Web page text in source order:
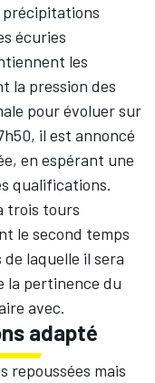
précipitations
écuries
les
la pression des
pour évoluer sur
il est annoncé
en espérant une
qualifications.
trois tours
le second temps
laquelle il sera
la pertinence du
avec.
adapté
repoussées mais